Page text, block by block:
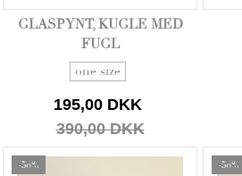
GLASPYNT, KUGLE MED
FUGL
one size
195,00 DKK
390,00 DKK
-50% -50%